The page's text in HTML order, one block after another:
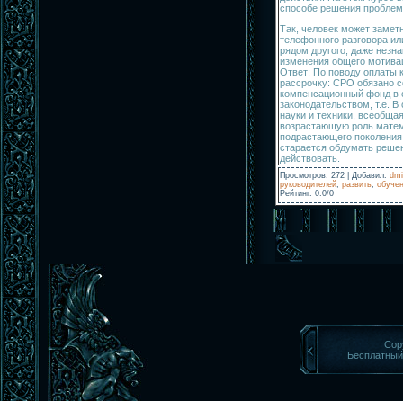
способе решения
Так, человек может
телефонного разговора
рядом другого, даже
изменения общего
Ответ: По поводу оплаты
рассрочку: СРО обязано
компенсационный фонд в
законодательством, т.е.
науки и техники,
возрастающую роль
подрастающего
старается обдумать
действовать.
Просмотров: 272 Добавил:
руководителей развить
Рейтинг: 0.0/0